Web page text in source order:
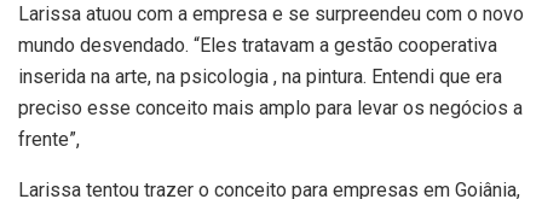
Larissa atuou com a empresa e se surpreendeu com o novo
mundo desvendado. “Eles tratavam a gestão cooperativa
inserida na arte, na psicologia , na pintura. Entendi que era
preciso esse conceito mais amplo para levar os negócios a
frente”,
Larissa tentou trazer o conceito para empresas em Goiânia,